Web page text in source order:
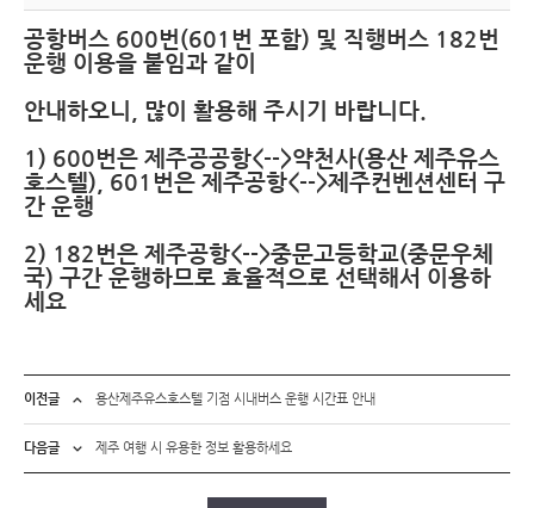
공항버스 600번(601번 포함) 및 직행버스 182번
운행 이용을 붙임과 같이
안내하오니, 많이 활용해 주시기 바랍니다.
1) 600번은 제주공공항<-->약천사(용산 제주유스
호스텔), 601번은 제주공항<-->제주컨벤션센터 구
간 운행
2) 182번은 제주공항<-->중문고등학교(중문우체
국) 구간 운행하므로 효율적으로 선택해서 이용하
세요
이전글 용산제주유스호스텔 기점 시내버스 운행 시간표 안내
다음글 제주 여행 시 유용한 정보 활용하세요